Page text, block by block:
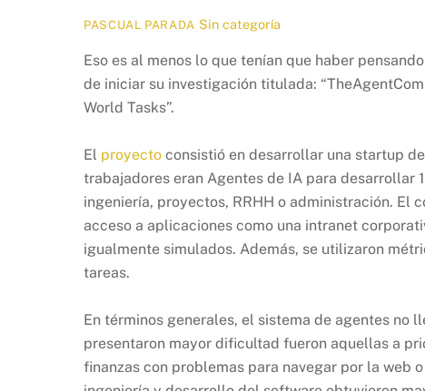
PASCUAL PARADA Sin categoría
Eso es al menos lo que tenían que haber
de iniciar su investigación titulada:
World Tasks”.
El proyecto consistió en desarrollar una startup
trabajadores eran Agentes de IA para
ingeniería, proyectos, RRHH o administración. El
acceso a aplicaciones como una intranet
igualmente simulados. Además, se utilizaron
tareas.
En términos generales, el sistema de agentes no
presentaron mayor dificultad fueron aquellas a
finanzas con problemas para navegar por la web